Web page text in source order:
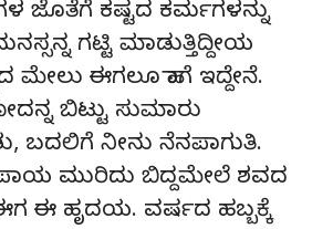
ಜೊತೆಗೆ ಕಷ್ಟದ ಕರ್ಮಗಳನ್ನು
ಗಟ್ಟಿ ಮಾಡುತ್ತಿದ್ದೀಯ
ಮೇಲು ಈಗಲೂ ಹಾಗೆ ಇದ್ದೇನೆ.
ಬಿಟ್ಟು ಸುಮಾರು
ಬದಲಿಗೆ ನೀನು ನೆನಪಾಗುತಿ.
ಮುರಿದು ಬಿದ್ದಮೇಲೆ ಶವದ
ಈ ಹೃದಯ. ವರ್ಷದ ಹಬ್ಬಕ್ಕೆ